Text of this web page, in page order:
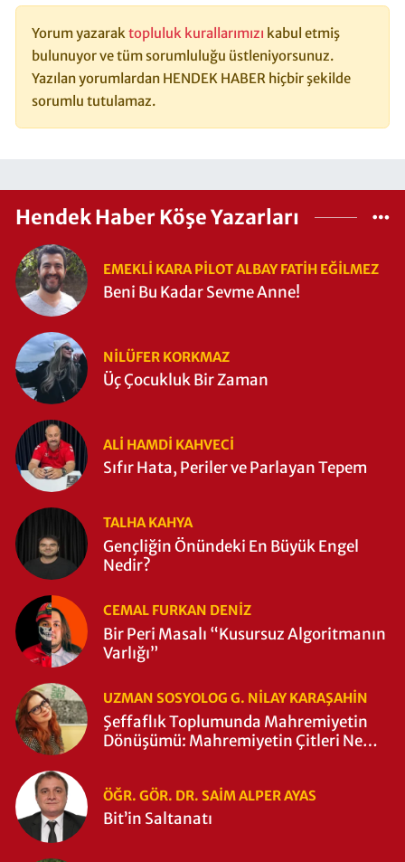
Yorum yazaraktopluluk kurallarımızı kabul etmiş
bulunuyor ve tüm sorumluluğu üstleniyorsunuz.
Yazılan yorumlardan HENDEK HABER hiçbir şekilde
sorumlu tutulamaz.
Hendek Haber Köşe Yazarları
EMEKLI KARA PILOT ALBAY FATIH EĞİLMEZ
Beni Bu Kadar Sevme Anne!
NILÜFER KORKMAZ
Üç Çocukluk Bir Zaman
ALI HAMDI KAHVECİ
Sıfır Hata, Periler ve Parlayan Tepem
TALHA KAHYA
Gençliğin Önündeki En Büyük Engel
Nedir?
CEMAL FURKAN DENİZ
Bir Peri Masalı “Kusursuz Algoritmanın
Varlığı”
UZMAN SOSYOLOG G. NILAY KARAŞAHİN
Şeffaflık Toplumunda Mahremiyetin
Dönüşümü: Mahremiyetin Çitleri Ne
ÖĞR. GÖR. DR. SAIM ALPER AYAS
Bit’in Saltanatı